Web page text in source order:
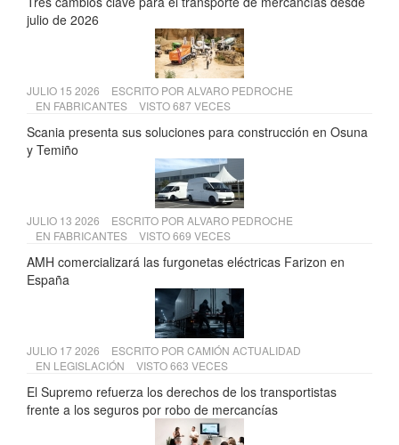
julio de 2026
JULIO 15 2026 ESCRITO POR ALVARO PEDROCHE
EN FABRICANTES VISTO 687 VECES
Scania presenta sus soluciones para construcción en Osuna
y Temiño
JULIO 13 2026 ESCRITO POR ALVARO PEDROCHE
EN FABRICANTES VISTO 669 VECES
AMH comercializará las furgonetas eléctricas Farizon en
España
JULIO 17 2026 ESCRITO POR CAMIÓN ACTUALIDAD
EN LEGISLACIÓN VISTO 663 VECES
El Supremo refuerza los derechos de los transportistas
frente a los seguros por robo de mercancías